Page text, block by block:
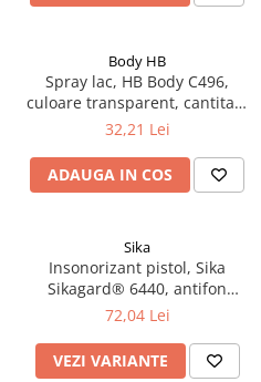
Body HB
Spray lac, HB Body C496,
culoare transparent, cantitate
400 ml
32,21 Lei
ADAUGA IN COS
Sika
Insonorizant pistol, Sika
Sikagard® 6440, antifon
cauciucat, gri / negru,
72,04 Lei
VEZI VARIANTE